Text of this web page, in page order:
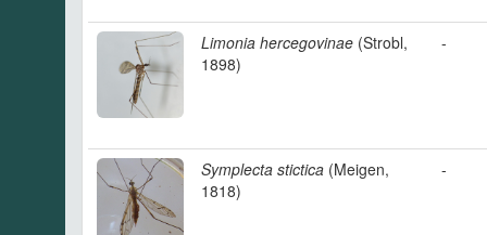
Limonia hercegovinae (Strobl,
1898)
-
Symplecta stictica (Meigen,
1818)
-